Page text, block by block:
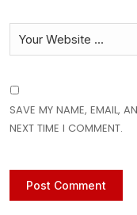
SAVE MY NAME, EMAIL,
NEXT TIME I COMMENT.